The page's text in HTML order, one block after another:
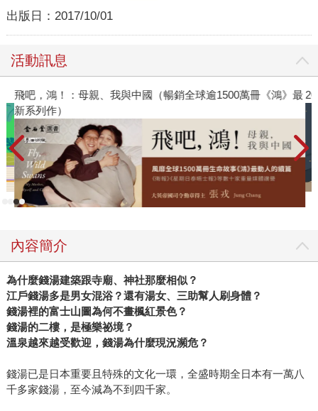
出版日： 2017/10/01
活動訊息
飛吧，鴻！：母親、我與中國（暢銷全球逾1500萬冊《鴻》最
新系列作）
內容簡介
為什麼錢湯建築跟寺廟、神社那麼相似？
江戶錢湯多是男女混浴？還有湯女、三助幫人刷身體？
錢湯裡的富士山圖為何不畫楓紅景色？
錢湯的二樓，是極樂祕境？
溫泉越來越受歡迎，錢湯為什麼現況瀕危？
錢湯已是日本重要且特殊的文化一環，全盛時期全日本有一萬八
千多家錢湯，至今減為不到四千家。